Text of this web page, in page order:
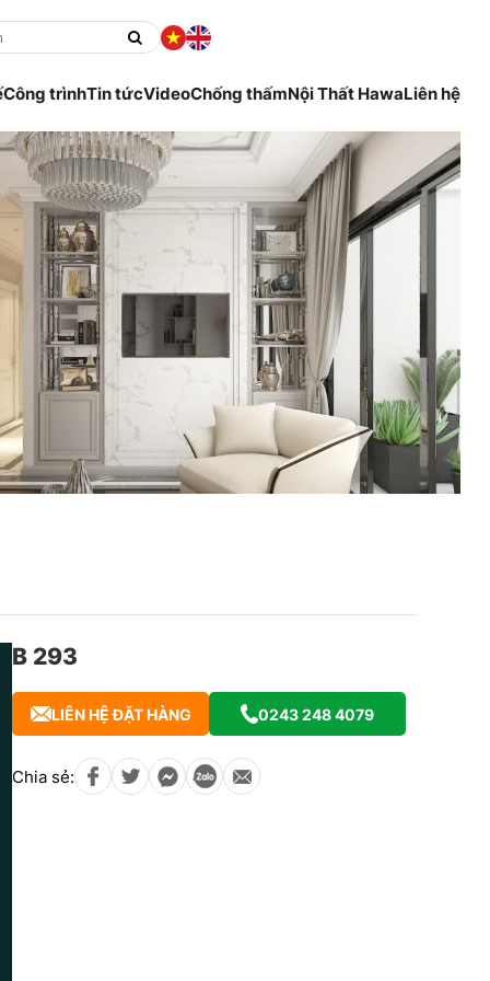
Công trìnhTin tứcVideoChống thấmNội Thất HawaLiên hệ
B 293
LIÊN HỆ ĐẶT HÀNG 0243 248 4079
Chia sẻ: